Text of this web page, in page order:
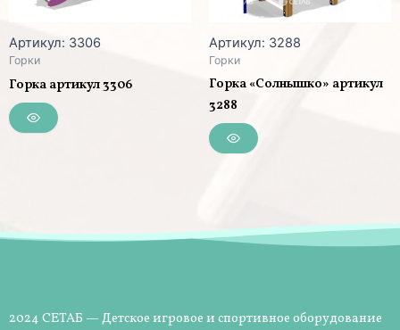
Артикул: 3306
Горки
Горка артикул 3306
Артикул: 3288
Горки
Горка «Солнышко» артикул
3288
2024 СЕТАБ — Детское игровое и спортивное оборудование